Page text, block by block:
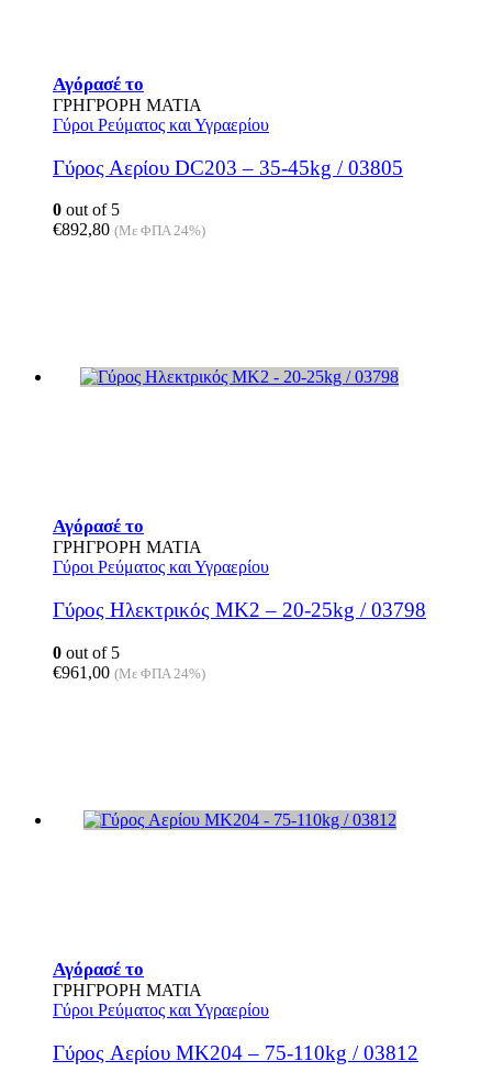
Αγόρασέ το
ΓΡΗΓΡΟΡΗ ΜΑΤΙΑ
Γύροι Ρεύματος και Υγραερίου
Γύρος Αερίου DC203 – 35-45kg / 03805
0 out of 5
€892,80 (Με ΦΠΑ 24%)
Αγόρασέ το
ΓΡΗΓΡΟΡΗ ΜΑΤΙΑ
Γύροι Ρεύματος και Υγραερίου
Γύρος Ηλεκτρικός MK2 – 20-25kg / 03798
0 out of 5
€961,00 (Με ΦΠΑ 24%)
Αγόρασέ το
ΓΡΗΓΡΟΡΗ ΜΑΤΙΑ
Γύροι Ρεύματος και Υγραερίου
Γύρος Aερίου MK204 – 75-110kg / 03812